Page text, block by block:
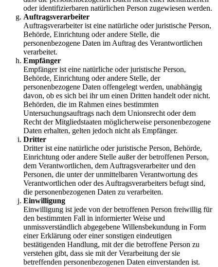
oder identifizierbaren natürlichen Person zugewiesen werden.
Auftragsverarbeiter
Auftragsverarbeiter ist eine natürliche oder juristische Person,
Behörde, Einrichtung oder andere Stelle, die
personenbezogene Daten im Auftrag des Verantwortlichen
verarbeitet.
Empfänger
Empfänger ist eine natürliche oder juristische Person,
Behörde, Einrichtung oder andere Stelle, der
personenbezogene Daten offengelegt werden, unabhängig
davon, ob es sich bei ihr um einen Dritten handelt oder nicht.
Behörden, die im Rahmen eines bestimmten
Untersuchungsauftrags nach dem Unionsrecht oder dem
Recht der Mitgliedstaaten möglicherweise personenbezogene
Daten erhalten, gelten jedoch nicht als Empfänger.
Dritter
Dritter ist eine natürliche oder juristische Person, Behörde,
Einrichtung oder andere Stelle außer der betroffenen Person,
dem Verantwortlichen, dem Auftragsverarbeiter und den
Personen, die unter der unmittelbaren Verantwortung des
Verantwortlichen oder des Auftragsverarbeiters befugt sind,
die personenbezogenen Daten zu verarbeiten.
Einwilligung
Einwilligung ist jede von der betroffenen Person freiwillig für
den bestimmten Fall in informierter Weise und
unmissverständlich abgegebene Willensbekundung in Form
einer Erklärung oder einer sonstigen eindeutigen
bestätigenden Handlung, mit der die betroffene Person zu
verstehen gibt, dass sie mit der Verarbeitung der sie
betreffenden personenbezogenen Daten einverstanden ist.